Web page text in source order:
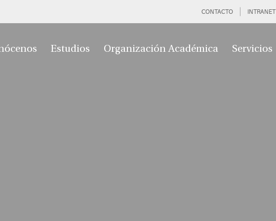
CONTACTO INTRANET
Estudios Organización Académica Servicios